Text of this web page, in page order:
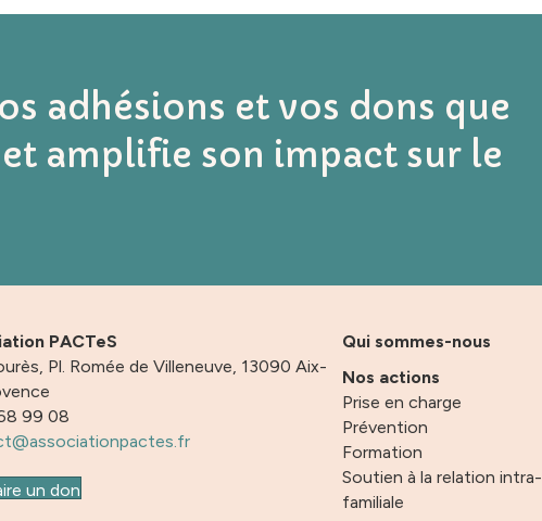
adhésions et vos dons que
et amplifie son impact sur le
PACTeS
Pl. Romée de Villeneuve, 13090 Aix-
99 08
un don
Qui sommes-nous
Nos actions
Prise en charge
Prévention
Formation
Soutien à la relation intra-
familiale